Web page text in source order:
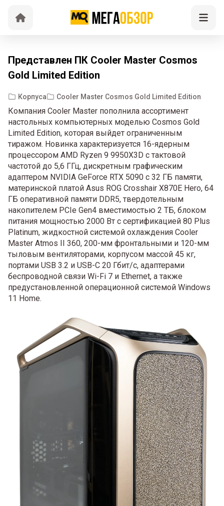
Представлен ПК Cooler Master Cosmos
Gold Limited Edition
Корпуса Cooler Master Cosmos Gold Limited Edition
Компания Cooler Master пополнила ассортимент
настольных компьютерных моделью Cosmos Gold
Limited Edition, которая выйдет ограниченным
тиражом. Новинка характеризуется 16-ядерным
процессором AMD Ryzen 9 9950X3D с тактовой
частотой до 5,6 ГГц, дискретным графическим
адаптером NVIDIA GeForce RTX 5090 с 32 ГБ памяти,
материнской платой Asus ROG Crosshair X870E Hero, 64
ГБ оперативной памяти DDR5, твердотельным
накопителем PCIe Gen4 вместимостью 2 ТБ, блоком
питания мощностью 2000 Вт с сертификацией 80 Plus
Platinum, жидкостной системой охлаждения Cooler
Master Atmos II 360, 200-мм фронтальными и 120-мм
тыловым вентиляторами, корпусом массой 45 кг,
портами USB 3.2 и USB-C 20 Гбит/с, адаптерами
беспроводной связи Wi-Fi 7 и Ethernet, а также
предустановленной операционной системой Windows
11 Home.